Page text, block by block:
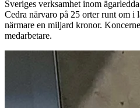
Sveriges verksamhet inom
Cedra närvaro på 25 orter runt om i
närmare en miljard kronor.
medarbetare.